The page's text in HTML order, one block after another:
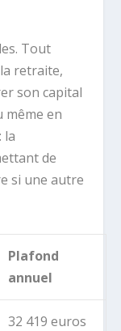
Tout
retraite,
son capital
même en
la
de
si une autre
Plafond
annuel
32 419 euros